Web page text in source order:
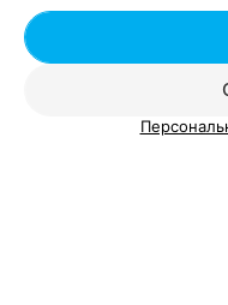
Окрашивание
Цена по запросу